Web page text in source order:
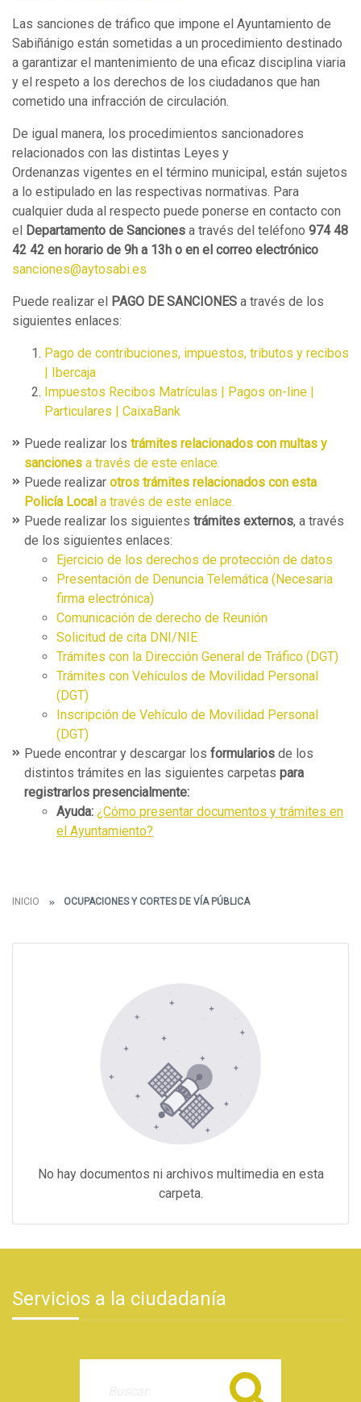
Las sanciones de tráfico que impone el Ayuntamiento de
Sabiñánigo están sometidas a un procedimiento destinado
a garantizar el mantenimiento de una eficaz disciplina viaria
y el respeto a los derechos de los ciudadanos que han
cometido una infracción de circulación.
De igual manera, los procedimientos sancionadores
relacionados con las distintas Leyes y
Ordenanzas vigentes en el término municipal, están sujetos
a lo estipulado en las respectivas normativas. Para
cualquier duda al respecto puede ponerse en contacto con
el Departamento de Sanciones a través del teléfono 974 48
42 42 en horario de 9h a 13h o en el correo electrónico
sanciones@aytosabi.es
Puede realizar el PAGO DE SANCIONES a través de los
siguientes enlaces:
Pago de contribuciones, impuestos, tributos y recibos
| Ibercaja
Impuestos Recibos Matrículas | Pagos on-line |
Particulares | CaixaBank
Puede realizar los trámites relacionados con multas y
sanciones a través de este enlace.
Puede realizar otros trámites relacionados con esta
Policía Local a través de este enlace.
Puede realizar los siguientes trámites externos, a través
de los siguientes enlaces:
Ejercicio de los derechos de protección de datos
Presentación de Denuncia Telemática (Necesaria
firma electrónica)
Comunicación de derecho de Reunión
Solicitud de cita DNI/NIE
Trámites con la Dirección General de Tráfico (DGT)
Trámites con Vehículos de Movilidad Personal
(DGT)
Inscripción de Vehículo de Movilidad Personal
(DGT)
Puede encontrar y descargar los formularios de los
distintos trámites en las siguientes carpetas para
registrarlos presencialmente:
Ayuda: ¿Cómo presentar documentos y trámites en
el Ayuntamiento?
INICIO OCUPACIONES Y CORTES DE VÍA PÚBLICA
No hay documentos ni archivos multimedia en esta
carpeta.
Servicios a la ciudadanía
Buscar